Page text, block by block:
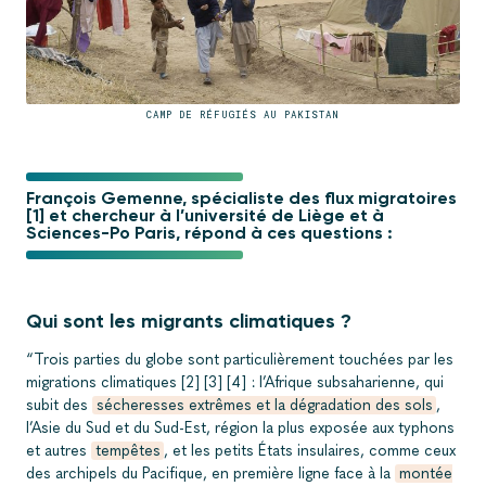
CAMP DE RÉFUGIÉS AU PAKISTAN
François Gemenne, spécialiste des flux migratoires
[1] et chercheur à l’université de Liège et à
Sciences-Po Paris, répond à ces questions :
Qui sont les migrants climatiques ?
“Trois parties du globe sont particulièrement touchées par les
migrations climatiques [2] [3] [4] : l’Afrique subsaharienne, qui
subit des sécheresses extrêmes et la dégradation des sols ,
l’Asie du Sud et du Sud-Est, région la plus exposée aux typhons
et autres tempêtes , et les petits États insulaires, comme ceux
des archipels du Pacifique, en première ligne face à la montée